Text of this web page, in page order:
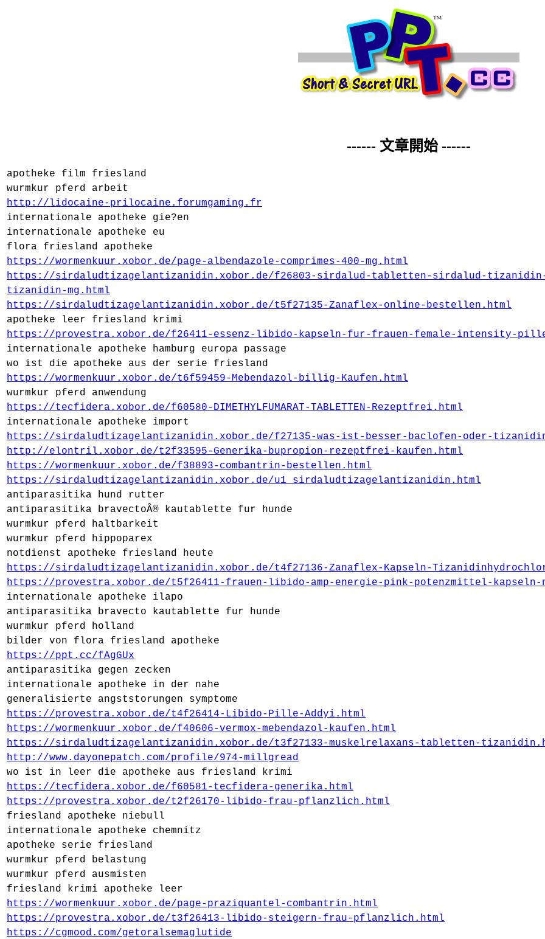
------ 文章開始 ------
apotheke film friesland
wurmkur pferd arbeit
http://lidocaine-prilocaine.forumgaming.fr
internationale apotheke gie?en
internationale apotheke eu
flora friesland apotheke
https://wormenkuur.xobor.de/page-albendazole-comprimes-400-mg.html
https://sirdaludtizagelantizanidin.xobor.de/f26803-sirdalud-tabletten-sirdalud-
tizanidin-mg.html
https://sirdaludtizagelantizanidin.xobor.de/t5f27135-Zanaflex-online-bestellen.html
apotheke leer friesland krimi
https://provestra.xobor.de/f26411-essenz-libido-kapseln-fur-frauen-female-intensity-
internationale apotheke hamburg europa passage
wo ist die apotheke aus der serie friesland
https://wormenkuur.xobor.de/t6f59459-Mebendazol-billig-Kaufen.html
wurmkur pferd anwendung
https://tecfidera.xobor.de/f60580-DIMETHYLFUMARAT-TABLETTEN-Rezeptfrei.html
internationale apotheke import
https://sirdaludtizagelantizanidin.xobor.de/f27135-was-ist-besser-baclofen-oder-
http://elontril.xobor.de/t2f33595-Generika-bupropion-rezeptfrei-kaufen.html
https://wormenkuur.xobor.de/f38893-combantrin-bestellen.html
https://sirdaludtizagelantizanidin.xobor.de/u1_sirdaludtizagelantizanidin.html
antiparasitika hund rutter
antiparasitika bravectoÂ® kautablette fur hunde
wurmkur pferd haltbarkeit
wurmkur pferd hippoparex
notdienst apotheke friesland heute
https://sirdaludtizagelantizanidin.xobor.de/t4f27136-Zanaflex-Kapseln-
https://provestra.xobor.de/t5f26411-frauen-libido-amp-energie-pink-potenzmittel-
internationale apotheke ilapo
antiparasitika bravecto kautablette fur hunde
wurmkur pferd holland
bilder von flora friesland apotheke
https://ppt.cc/fAgGUx
antiparasitika gegen zecken
internationale apotheke in der nahe
generalisierte angststorungen symptome
https://provestra.xobor.de/t4f26414-Libido-Pille-Addyi.html
https://wormenkuur.xobor.de/f40606-vermox-mebendazol-kaufen.html
https://sirdaludtizagelantizanidin.xobor.de/t3f27133-muskelrelaxans-tabletten-
http://www.dayonepatch.com/profile/974-millgread
wo ist in leer die apotheke aus friesland krimi
https://tecfidera.xobor.de/f60581-tecfidera-generika.html
https://provestra.xobor.de/t2f26170-libido-frau-pflanzlich.html
friesland apotheke niebull
internationale apotheke chemnitz
apotheke serie friesland
wurmkur pferd belastung
wurmkur pferd ausmisten
friesland krimi apotheke leer
https://wormenkuur.xobor.de/page-praziquantel-combantrin.html
https://provestra.xobor.de/t3f26413-libido-steigern-frau-pflanzlich.html
https://cgmood.com/getoralsemaglutide